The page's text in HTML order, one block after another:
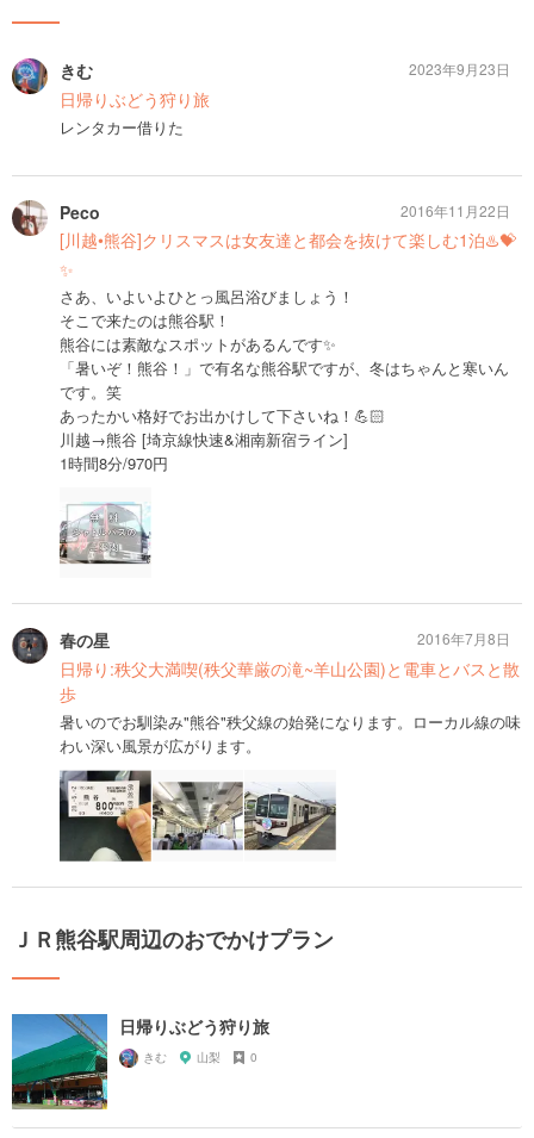
きむ
日帰りぶどう狩り旅
レンタカー借りた
2023年9月23日
Peco
[川越•熊谷]クリスマスは女友達と都会を抜けて楽しむ1泊♨️💝
✨
さあ、いよいよひとっ風呂浴びましょう！
そこで来たのは熊谷駅！
熊谷には素敵なスポットがあるんです✨
「暑いぞ！熊谷！」で有名な熊谷駅ですが、冬はちゃんと寒いん
です。笑
あったかい格好でお出かけして下さいね！💪🏻
川越→熊谷 [埼京線快速&湘南新宿ライン]
1時間8分/970円
2016年11月22日
春の星
日帰り:秩父大満喫(秩父華厳の滝~羊山公園)と電車とバスと散
歩
暑いのでお馴染み"熊谷"秩父線の始発になります。ローカル線の味
わい深い風景が広がります。
2016年7月8日
ＪＲ熊谷駅周辺のおでかけプラン
日帰りぶどう狩り旅
きむ 山梨 0